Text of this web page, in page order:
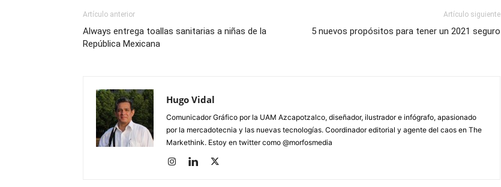
Artículo anterior
Always entrega toallas sanitarias a niñas de la
República Mexicana
Artículo siguiente
5 nuevos propósitos para tener un 2021 seguro
Hugo Vidal
Comunicador Gráfico por la UAM Azcapotzalco, diseñador, ilustrador e infógrafo, apasionado
por la mercadotecnia y las nuevas tecnologías. Coordinador editorial y agente del caos en The
Markethink. Estoy en twitter como @morfosmedia